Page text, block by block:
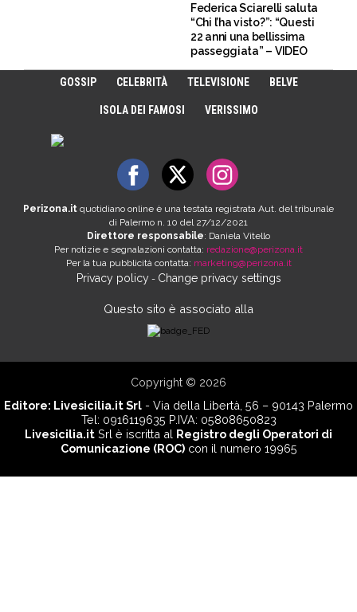
Federica Sciarelli saluta
“Chi l’ha visto?”: “Questi
22 anni una bellissima
passeggiata” – VIDEO
GOSSIP CELEBRITÀ TELEVISIONE BELVE
ISOLA DEI FAMOSI VERISSIMO
Perizona.it quotidiano online è una testata registrata Aut. del tribunale
di Palermo n. 10 del 27/12/2021
Direttore responsabile: Daniela Vitello
Per notizie e segnalazioni contatta: redazione@perizona.it
Per la tua pubblicità contatta: marketing@perizona.it
Privacy policy- Change privacy settings
Questo sito è associato alla
Copyright © 2026
Editore: Livesicilia.it Srl - Via della Libertà, 56 – 90143 Palermo
Tel: 0916119635 P.IVA: 05808650823
Livesicilia.it Srl è iscritta al Registro degli Operatori di
Comunicazione (ROC)con il numero 19965